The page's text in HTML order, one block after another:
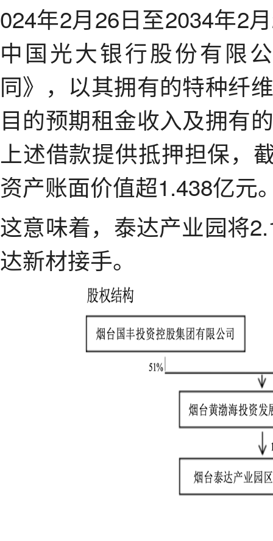
024年2月26日至2034年2
中国光大银行股份有限
同》，以其拥有的特种纤
目的预期租金收入及拥有
上述借款提供抵押担保，
资产账面价值超1.438亿元
这意味着，泰达产业园将
达新材接手。